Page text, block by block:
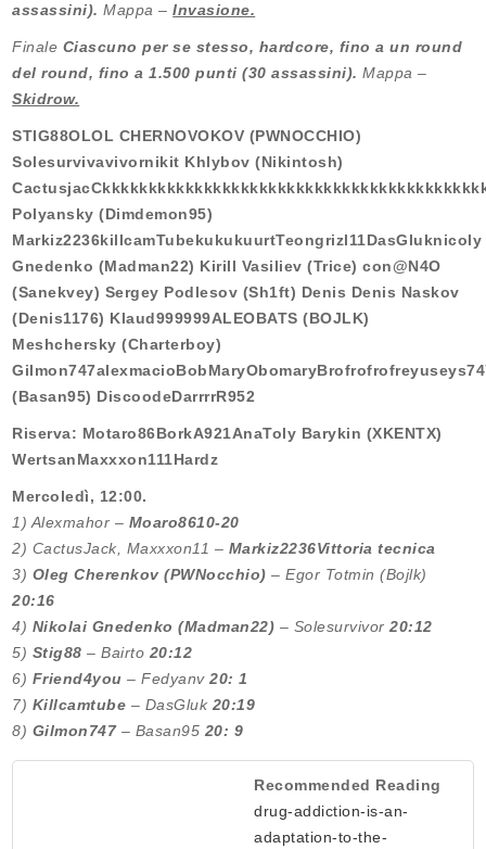
assassini). Mappa –Invasione.
Finale Ciascuno per se stesso, hardcore, fino a un round
del round, fino a 1.500 punti (30 assassini). Mappa –
Skidrow.
STIG88OLOL CHERNOVOKOV (PWNOCCHIO)
Solesurvivavivornikit Khlybov (Nikintosh)
Polyansky (Dimdemon95)
Markiz2236killcamTubekukukuurtTeongrizl11DasGluknicoly
Gnedenko (Madman22) Kirill Vasiliev (Trice) con@N4O
(Sanekvey) Sergey Podlesov (Sh1ft) Denis Denis Naskov
(Denis1176) Klaud999999ALEOBATS (BOJLK)
Meshchersky (Charterboy)
(Basan95) DiscoodeDarrrrR952
Riserva: Motaro86BorkA921AnaToly Barykin (XKENTX)
WertsanMaxxxon111Hardz
Mercoledì, 12:00.
1) Alexmahor – Moaro8610-20
2) CactusJack, Maxxxon11 – Markiz2236Vittoria tecnica
3) Oleg Cherenkov (PWNocchio) – Egor Totmin (Bojlk)
20:16
4) Nikolai Gnedenko (Madman22) – Solesurvivor20:12
5) Stig88 – Bairto 20:12
6) Friend4you – Fedyanv20: 1
7) Killcamtube – DasGluk 20:19
8) Gilmon747– Basan95 20: 9
Recommended Reading
drug-addiction-is-an-
adaptation-to-the-